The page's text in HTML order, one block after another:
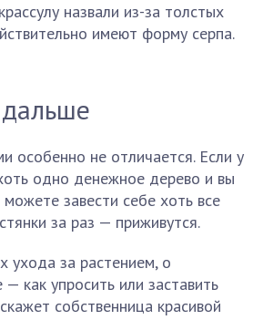
назвали из-за толстых
имеют форму серпа.
особенно не отличается. Если у
одно денежное дерево и вы
завести себе хоть все
за раз — приживутся.
ухода за растением, о
— как упросить или заставить
собственница красивой